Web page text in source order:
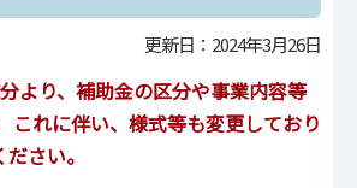
更新日：2024年3月26日
より、補助金の区分や事業内容等
これに伴い、様式等も変更しており
さい。